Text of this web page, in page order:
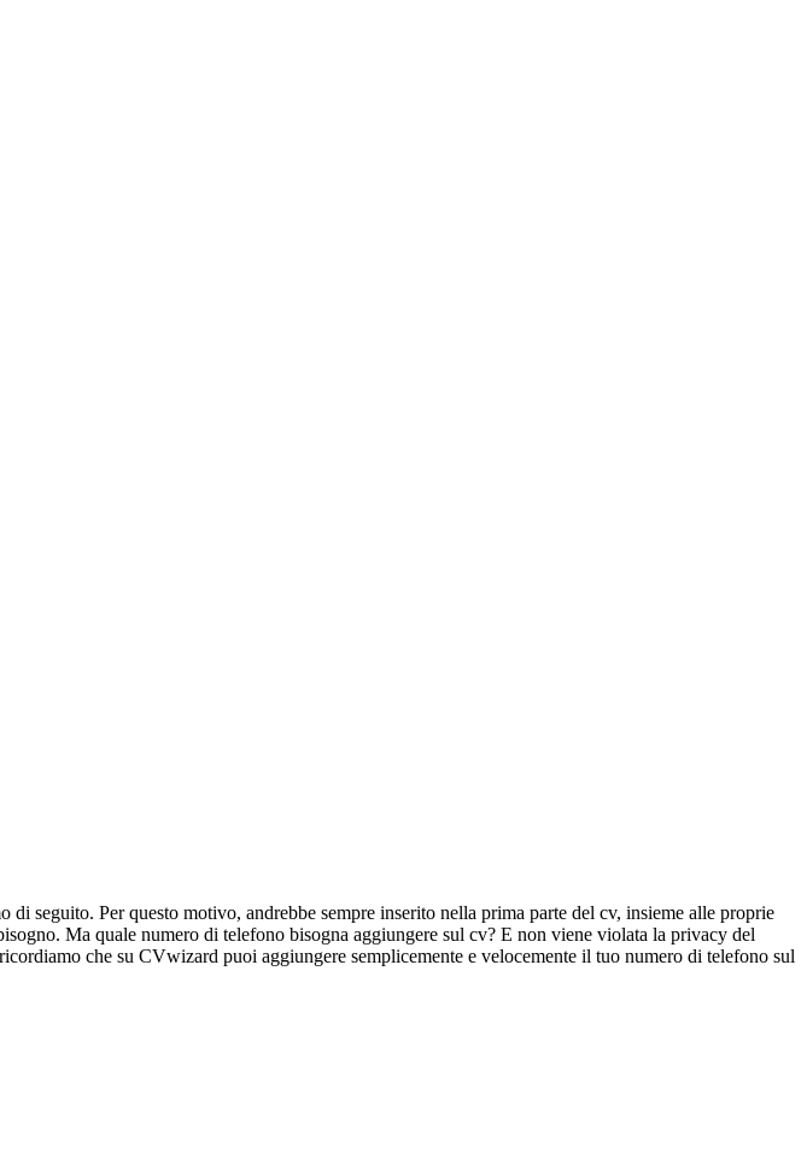
seguito. Per questo motivo, andrebbe sempre inserito nella prima parte del cv, insieme alle proprie
Ma quale numero di telefono bisogna aggiungere sul cv? E non viene violata la privacy del
che su CVwizard puoi aggiungere semplicemente e velocemente il tuo numero di telefono sul